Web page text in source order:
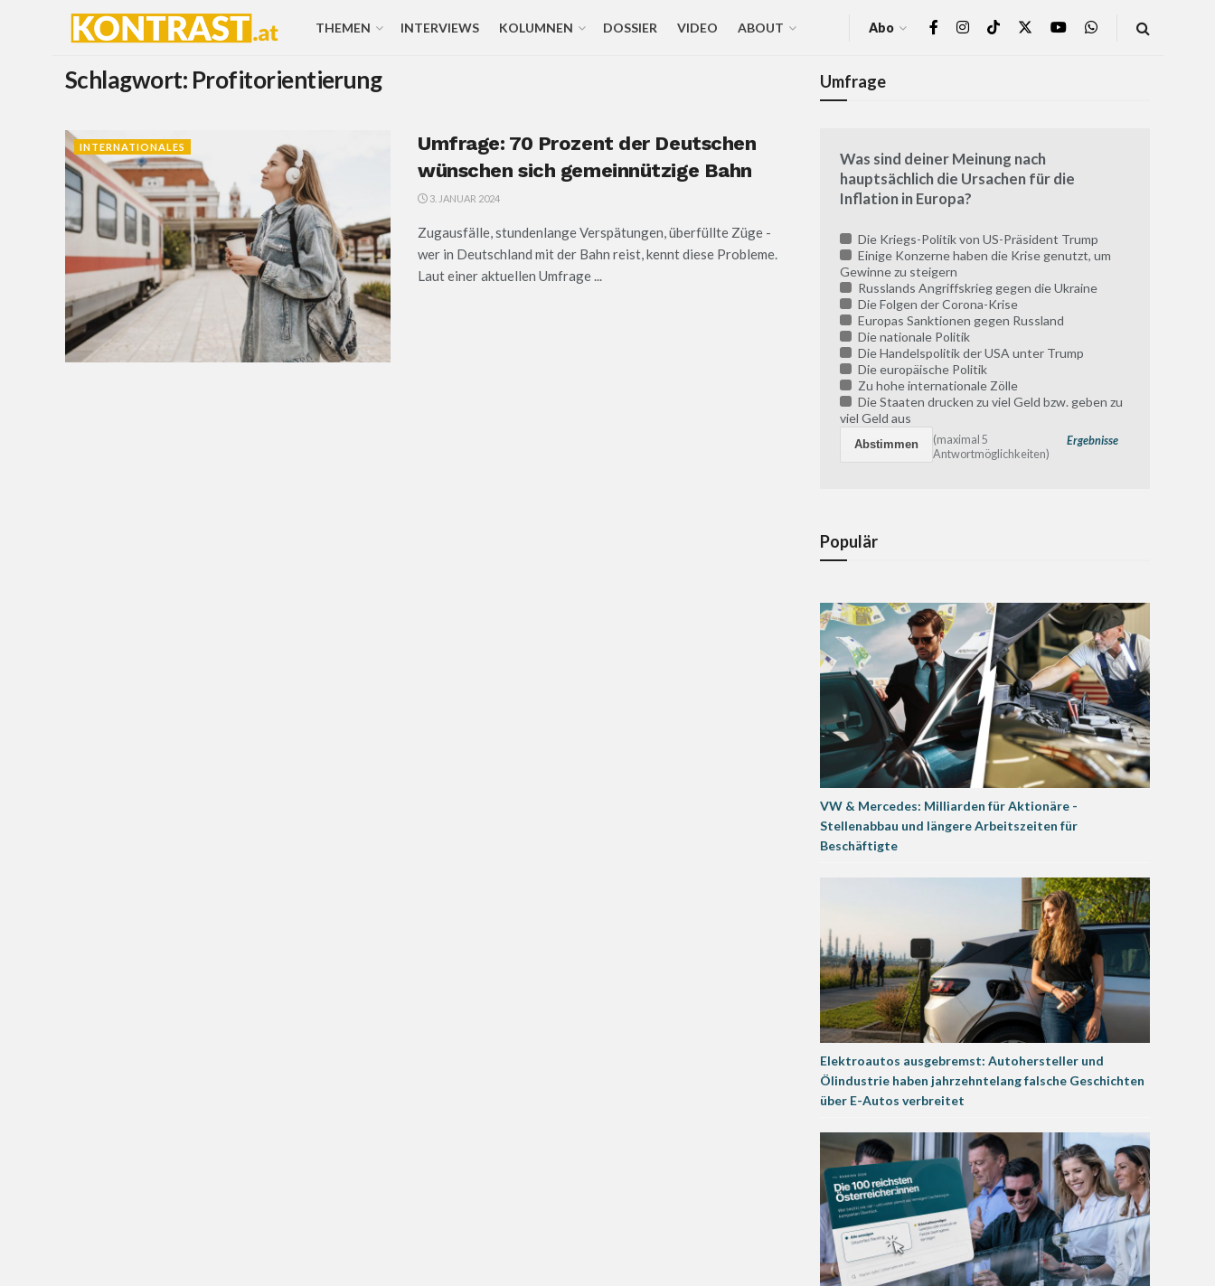
THEMEN INTERVIEWS KOLUMNEN DOSSIER VIDEO ABOUT Abo
Schlagwort: Profitorientierung
INTERNATIONALES
Umfrage: 70 Prozent der Deutschen
wünschen sich gemeinnützige Bahn
3. JANUAR 2024
Zugausfälle, stundenlange Verspätungen, überfüllte Züge -
wer in Deutschland mit der Bahn reist, kennt diese Probleme.
Laut einer aktuellen Umfrage ...
Umfrage
Was sind deiner Meinung nach
hauptsächlich die Ursachen für die
Inflation in Europa?
Die Kriegs-Politik von US-Präsident Trump
Einige Konzerne haben die Krise genutzt, um
Gewinne zu steigern
Russlands Angriffskrieg gegen die Ukraine
Die Folgen der Corona-Krise
Europas Sanktionen gegen Russland
Die nationale Politik
Die Handelspolitik der USA unter Trump
Die europäische Politik
Zu hohe internationale Zölle
Die Staaten drucken zu viel Geld bzw. geben zu
viel Geld aus
Ergebnisse
(maximal 5
Antwortmöglichkeiten)
Populär
VW & Mercedes: Milliarden für Aktionäre -
Stellenabbau und längere Arbeitszeiten für
Beschäftigte
Elektroautos ausgebremst: Autohersteller und
Ölindustrie haben jahrzehntelang falsche Geschichten
über E-Autos verbreitet